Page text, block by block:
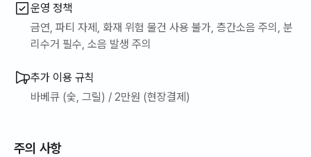
운영 정책
금연, 파티 자제, 화재 위험 물건 사용 불가, 층간소음 주의, 분
리수거 필수, 소음 발생 주의
추가 이용 규칙
바베큐 (숯, 그릴) / 2만원 (현장결제)
주의 사항